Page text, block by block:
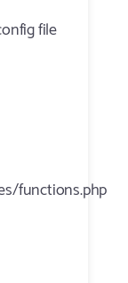
file
functions.php